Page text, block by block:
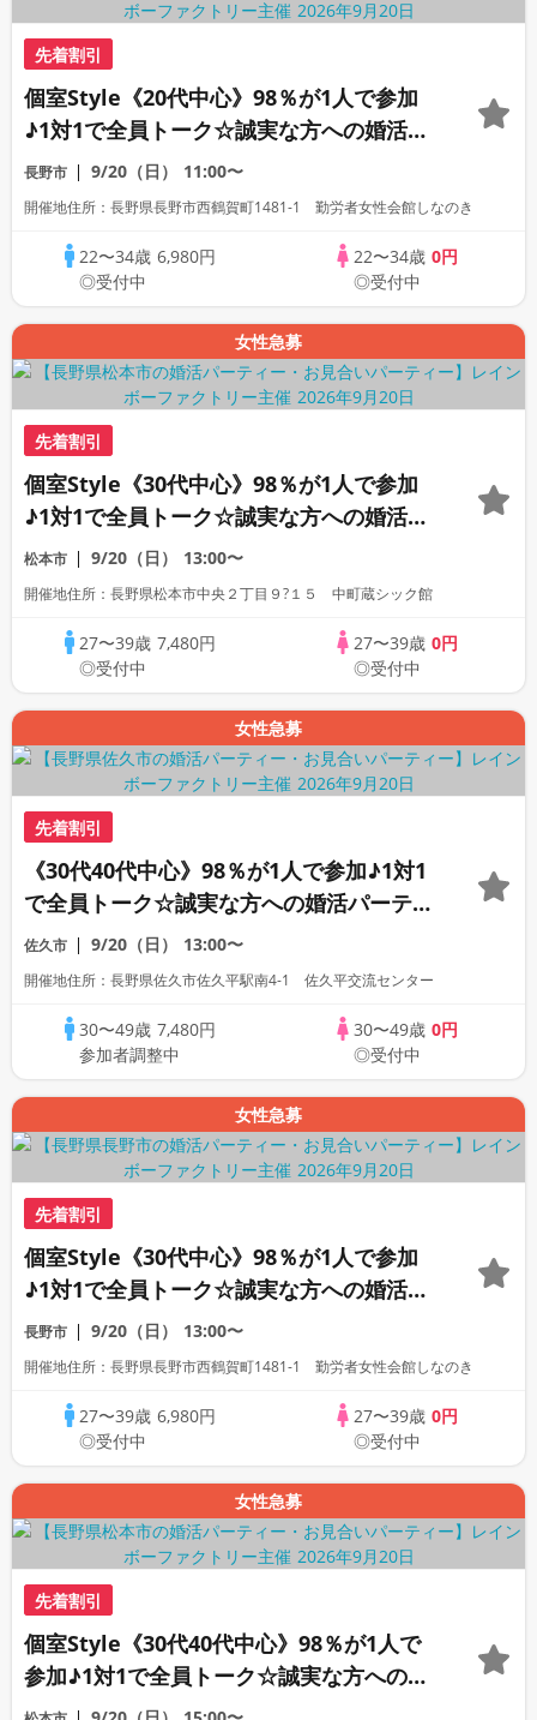
先着割引
個室Style《20代中心》98％が1人で参加
♪1対1で全員トーク☆誠実な方への婚活パ
ーティー
長野市 9/20（日） 11:00〜
開催地住所：長野県長野市西鶴賀町1481-1 勤労者女性会館しなのき
22〜34歳 6,980円
◎受付中
22〜34歳 0円
◎受付中
女性急募
先着割引
個室Style《30代中心》98％が1人で参加
♪1対1で全員トーク☆誠実な方への婚活パ
ーティー
松本市 9/20（日） 13:00〜
開催地住所：長野県松本市中央２丁目９?１５ 中町蔵シック館
27〜39歳 7,480円
◎受付中
27〜39歳 0円
◎受付中
女性急募
先着割引
《30代40代中心》98％が1人で参加♪1対1
で全員トーク☆誠実な方への婚活パーティ
ー
佐久市 9/20（日） 13:00〜
開催地住所：長野県佐久市佐久平駅南4-1 佐久平交流センター
30〜49歳 7,480円
参加者調整中
30〜49歳 0円
◎受付中
女性急募
先着割引
個室Style《30代中心》98％が1人で参加
♪1対1で全員トーク☆誠実な方への婚活パ
ーティー
長野市 9/20（日） 13:00〜
開催地住所：長野県長野市西鶴賀町1481-1 勤労者女性会館しなのき
27〜39歳 6,980円
◎受付中
27〜39歳 0円
◎受付中
女性急募
先着割引
個室Style《30代40代中心》98％が1人で
参加♪1対1で全員トーク☆誠実な方への婚
活パーティー